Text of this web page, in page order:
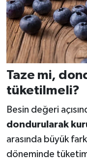
Taze mi,
tüketilmeli?
Besin değeri
dondurularak
arasında büyük
döneminde